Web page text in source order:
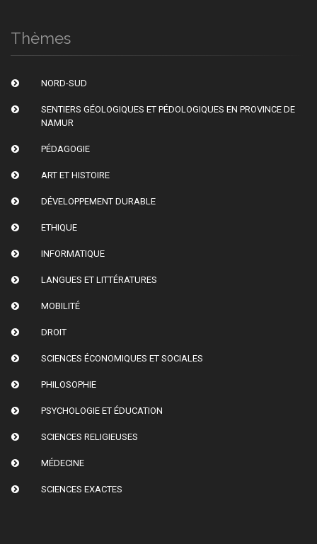
Thèmes
NORD-SUD
SENTIERS GÉOLOGIQUES ET PÉDOLOGIQUES EN PROVINCE DE
NAMUR
PÉDAGOGIE
ART ET HISTOIRE
DÉVELOPPEMENT DURABLE
ETHIQUE
INFORMATIQUE
LANGUES ET LITTÉRATURES
MOBILITÉ
DROIT
SCIENCES ÉCONOMIQUES ET SOCIALES
PHILOSOPHIE
PSYCHOLOGIE ET ÉDUCATION
SCIENCES RELIGIEUSES
MÉDECINE
SCIENCES EXACTES